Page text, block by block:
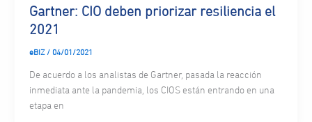
Gartner: CIO deben priorizar resiliencia el
2021
eBIZ / 04/01/2021
De acuerdo a los analistas de Gartner, pasada la reacción
inmediata ante la pandemia, los CIOS están entrando en una
etapa en